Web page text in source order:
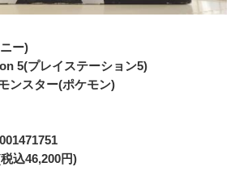
ー)
5(プレイステーション5)
ンスター(ポケモン)
込46,200円)